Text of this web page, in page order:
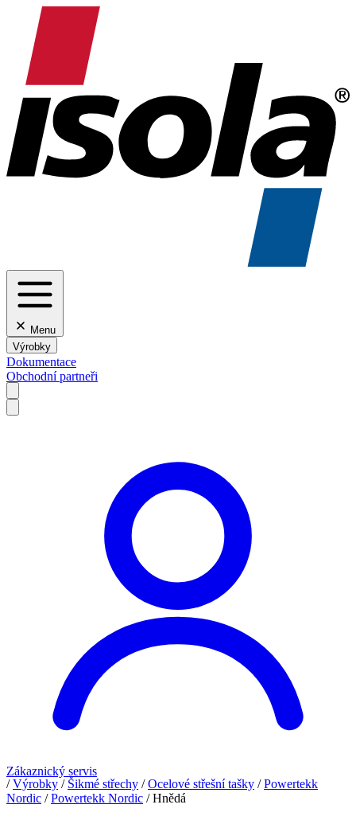
Menu
Výrobky
Dokumentace
Obchodní partneři
Zákaznický servis
/ Výrobky / Šikmé střechy / Ocelové střešní tašky / Powertekk
Nordic / Powertekk Nordic / Hnědá